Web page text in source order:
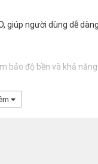
giúp người dùng dễ
bảo độ bền và khả